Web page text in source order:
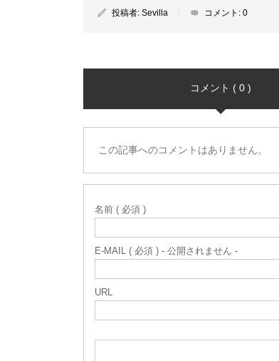
投稿者: Sevilla コメント: 0
コメント ( 0 )
この記事へのコメントはありません。
名前 ( 必須 )
E-MAIL ( 必須 ) - 公開されません -
URL